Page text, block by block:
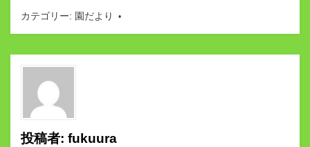
カテゴリー: 園だより
投稿者: fukuura